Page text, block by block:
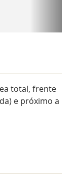
total, frente
e próximo a